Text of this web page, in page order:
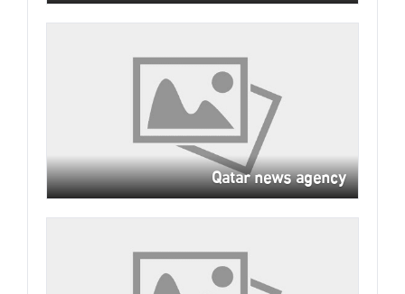
Qatar news agency